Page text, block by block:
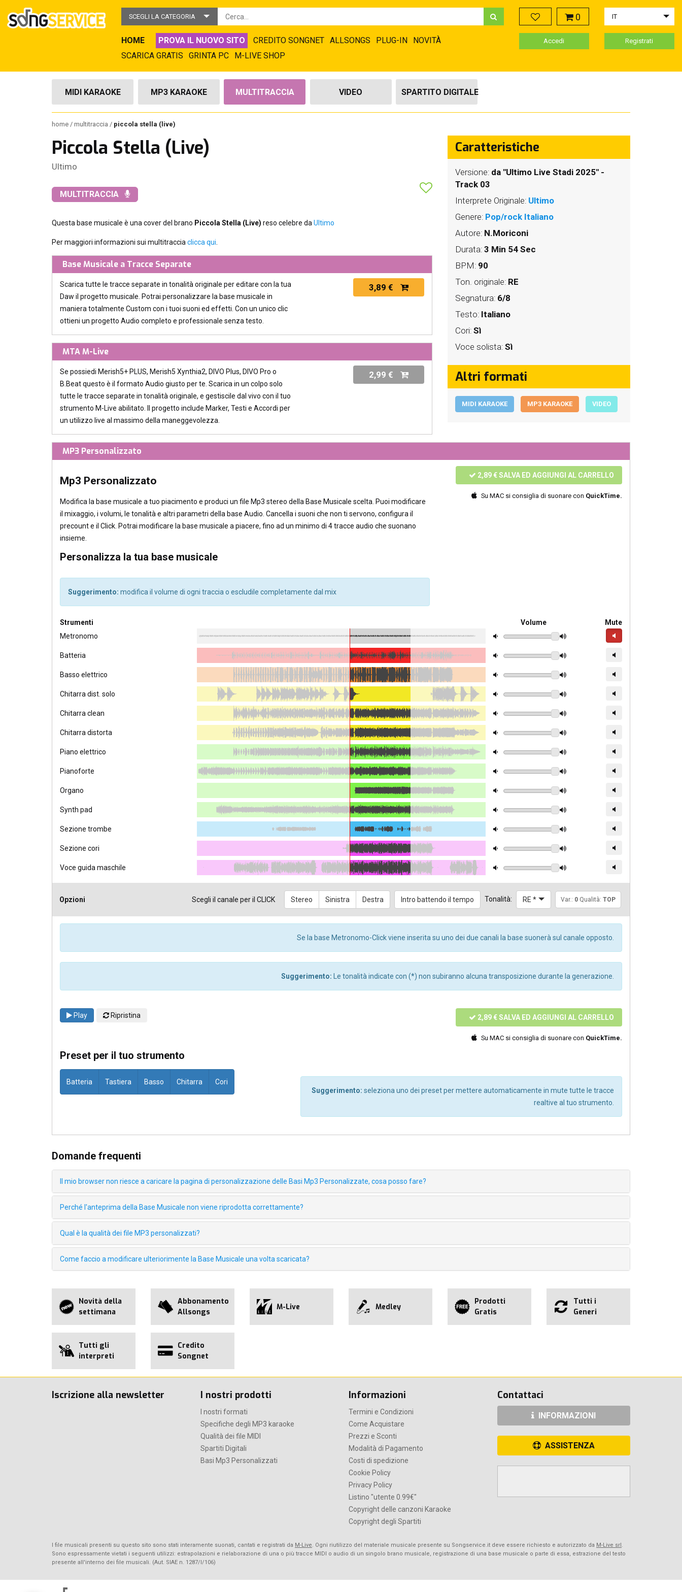
SCEGLI LA CATEGORIA
HOME PROVA IL NUOVO SITO CREDITO SONGNET ALLSONGS PLUG-IN
NOVITÀ
SCARICA GRATIS
GRINTA PC M-LIVE SHOP
0 IT
Accedi Registrati
MIDI KARAOKE MP3 KARAOKE MULTITRACCIA VIDEO SPARTITO DIGITALE
home multitraccia piccola stella (live)
Piccola Stella (Live)
Ultimo
MULTITRACCIA
Questa base musicale è una cover del brano Piccola Stella (Live) reso celebre da Ultimo
Per maggiori informazioni sui multitraccia clicca qui
Base Musicale a Tracce Separate
Scarica tutte le tracce separate in tonalità originale per editare con la tua
Daw il progetto musicale. Potrai personalizzare la base musicale in
maniera totalmente Custom con i tuoi suoni ed effetti. Con un unico clic
ottieni un progetto Audio completo e professionale senza testo.
3,89 €
MTA M-Live
Se possiedi Merish5+ PLUS, Merish5 Xynthia2, DIVO Plus, DIVO Pro o
B.Beat questo è il formato Audio giusto per te. Scarica in un colpo solo
tutte le tracce separate in tonalità originale, e gestiscile dal vivo con il tuo
strumento M-Live abilitato. Il progetto include Marker, Testi e Accordi per
un utilizzo live al massimo della maneggevolezza.
2,99 €
Caratteristiche
Versione: da "Ultimo Live Stadi 2025" -
Track 03
Interprete Originale: Ultimo
Genere: Pop/rock Italiano
Autore: N.Moriconi
Durata: 3 Min 54 Sec
BPM: 90
Ton. originale: RE
Segnatura: 6/8
Testo: Italiano
Cori: Sì
Voce solista: Sì
Altri formati
MIDI KARAOKE MP3 KARAOKE VIDEO
MP3 Personalizzato
Mp3 Personalizzato
Modifica la base musicale a tuo piacimento e produci un file Mp3 stereo della Base Musicale scelta. Puoi modificare
il mixaggio, i volumi, le tonalità e altri parametri della base Audio. Cancella i suoni che non ti servono, configura il
precount e il Click. Potrai modificare la base musicale a piacere, fino ad un minimo di 4 tracce audio che suonano
insieme.
2,89 €SALVA ED AGGIUNGI AL CARRELLO
Su MAC si consiglia di suonare con QuickTime.
Personalizza la tua base musicale
Suggerimento: modifica il volume di ogni traccia o escludile completamente dal mix
Strumenti Volume
Mute
Metronomo
Batteria
Basso elettrico
Chitarra dist. solo
Chitarra clean
Chitarra distorta
Piano elettrico
Pianoforte
Organo
Synth pad
Sezione trombe
Sezione cori
Voce guida maschile
Opzioni Scegli il canale per il CLICK Stereo Sinistra Destra Intro battendo il tempo Tonalità: RE * Var.: 0Qualità: TOP
Se la base Metronomo-Click viene inserita su uno dei due canali la base suonerà sul canale opposto.
Suggerimento: Le tonalità indicate con (*) non subiranno alcuna transposizione durante la generazione.
Play Ripristina 2,89 €SALVA ED AGGIUNGI AL CARRELLO
Su MAC si consiglia di suonare con QuickTime.
Preset per il tuo strumento
Batteria Tastiera Basso Chitarra
Cori
Suggerimento: seleziona uno dei preset per mettere automaticamente in mute tutte le tracce
realtive al tuo strumento.
Domande frequenti
Il mio browser non riesce a caricare la pagina di personalizzazione delle Basi Mp3 Personalizzate, cosa posso fare?
Perché l'anteprima della Base Musicale non viene riprodotta correttamente?
Qual è la qualità dei file MP3 personalizzati?
Come faccio a modificare ulteriorimente la Base Musicale una volta scaricata?
Novità della
settimana
Abbonamento
Allsongs
M-Live Medley
Prodotti
Gratis
Tutti i
Generi
Tutti gli
interpreti
Credito
Songnet
Iscrizione alla newsletter I nostri prodotti
I nostri formati
Specifiche degli MP3 karaoke
Qualità dei file MIDI
Spartiti Digitali
Basi Mp3 Personalizzati
Informazioni
Termini e Condizioni
Come Acquistare
Prezzi e Sconti
Modalità di Pagamento
Costi di spedizione
Cookie Policy
Privacy Policy
Listino "utente 0.99€"
Copyright delle canzoni Karaoke
Copyright degli Spartiti
Contattaci
INFORMAZIONI
ASSISTENZA
I file musicali presenti su questo sito sono stati interamente suonati, cantati e registrati da M-Live. Ogni riutilizzo del materiale musicale presente su Songservice.it deve essere richiesto e autorizzato da M-Live srl .
Sono espressamente vietati i seguenti utilizzi: estrapolazioni e rielaborazione di una o più tracce MIDI o audio di un singolo brano musicale, registrazione di una base musicale o parte di essa, estrazione del testo
presente all'interno dei file musicali. (Aut. SIAE n. 1287/I/106)